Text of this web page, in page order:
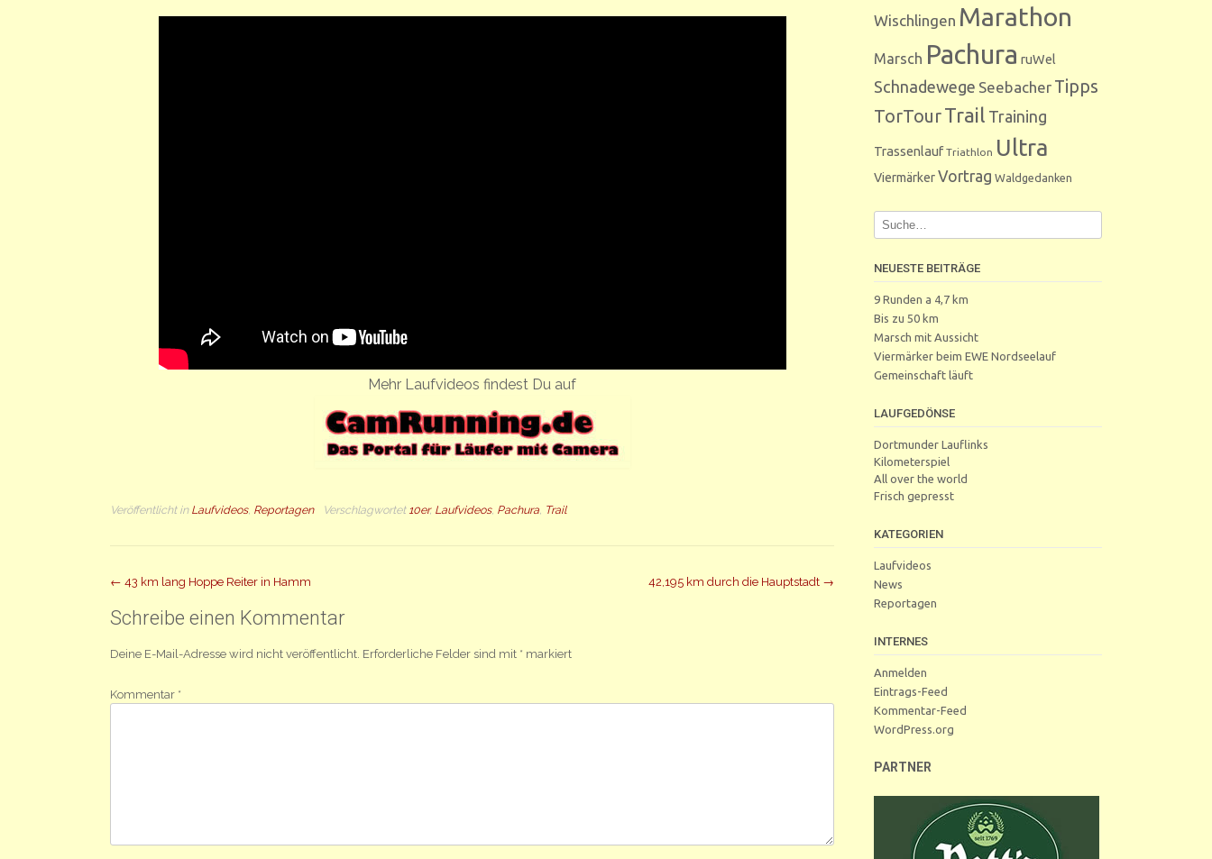
Mehr Laufvideos findest Du auf
Veröffentlicht in Laufvideos, Reportagen Verschlagwortet 10er, Laufvideos, Pachura, Trail
Beitrag
Navigation
← 43 km lang Hoppe Reiter in Hamm 42,195 km durch die Hauptstadt →
Schreibe einen Kommentar
Deine E-Mail-Adresse wird nicht veröffentlicht. Erforderliche Felder sind mit * markiert
Kommentar *
Wischlingen Marathon
Marsch Pachura ruWel
Schnadewege Seebacher Tipps
TorTourTrail Training
Trassenlauf Triathlon Ultra
ViermärkerVortrag Waldgedanken
NEUESTE BEITRÄGE
9 Runden a 4,7 km
Bis zu 50 km
Marsch mit Aussicht
Viermärker beim EWE Nordseelauf
Gemeinschaft läuft
LAUFGEDÖNSE
Dortmunder Lauflinks
Kilometerspiel
All over the world
Frisch gepresst
KATEGORIEN
Laufvideos
News
Reportagen
INTERNES
Anmelden
Eintrags-Feed
Kommentar-Feed
WordPress.org
PARTNER